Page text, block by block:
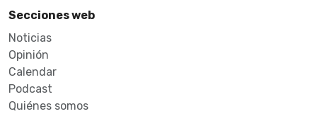
Secciones web
Noticias
Opinión
Calendar
Podcast
Quiénes somos